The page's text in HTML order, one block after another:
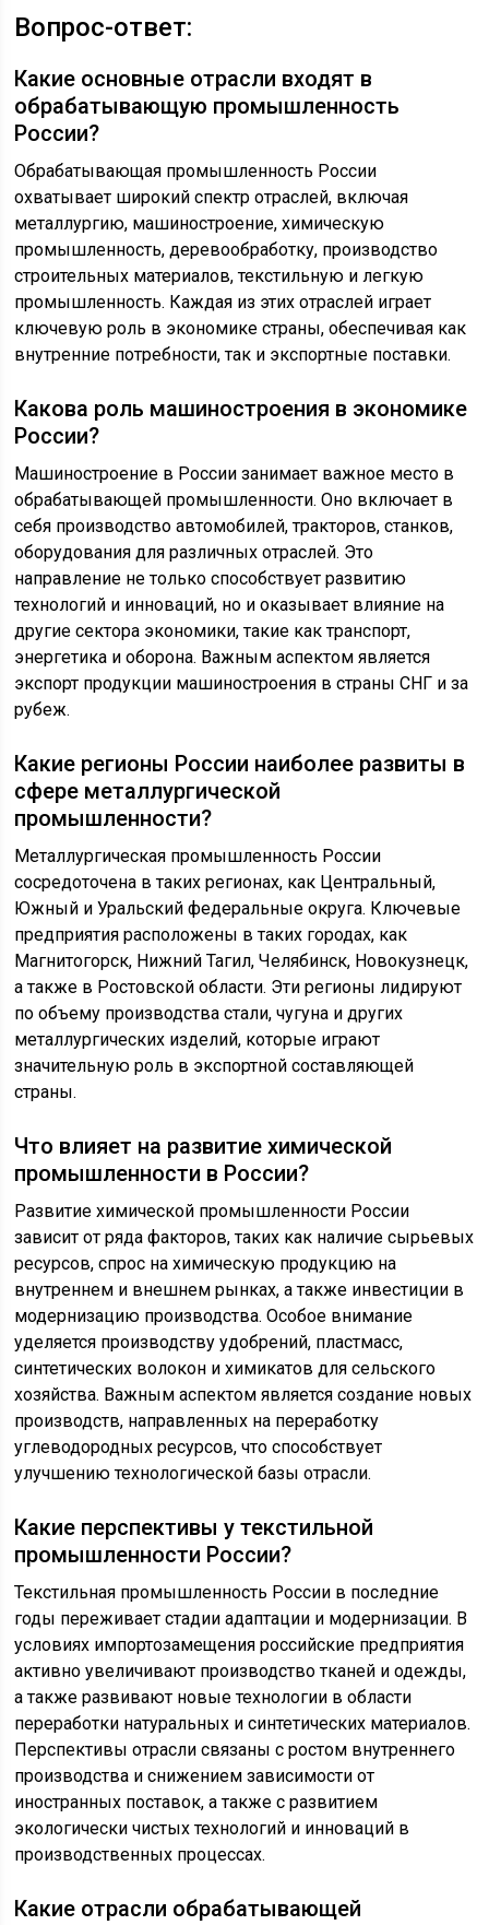
Вопрос-ответ:
Какие основные отрасли входят в
обрабатывающую промышленность
России?
Обрабатывающая промышленность России
охватывает широкий спектр отраслей, включая
металлургию, машиностроение, химическую
промышленность, деревообработку, производство
строительных материалов, текстильную и легкую
промышленность. Каждая из этих отраслей играет
ключевую роль в экономике страны, обеспечивая как
внутренние потребности, так и экспортные поставки.
Какова роль машиностроения в экономике
России?
Машиностроение в России занимает важное место в
обрабатывающей промышленности. Оно включает в
себя производство автомобилей, тракторов, станков,
оборудования для различных отраслей. Это
направление не только способствует развитию
технологий и инноваций, но и оказывает влияние на
другие сектора экономики, такие как транспорт,
энергетика и оборона. Важным аспектом является
экспорт продукции машиностроения в страны СНГ и за
рубеж.
Какие регионы России наиболее развиты в
сфере металлургической
промышленности?
Металлургическая промышленность России
сосредоточена в таких регионах, как Центральный,
Южный и Уральский федеральные округа. Ключевые
предприятия расположены в таких городах, как
Магнитогорск, Нижний Тагил, Челябинск, Новокузнецк,
а также в Ростовской области. Эти регионы лидируют
по объему производства стали, чугуна и других
металлургических изделий, которые играют
значительную роль в экспортной составляющей
страны.
Что влияет на развитие химической
промышленности в России?
Развитие химической промышленности России
зависит от ряда факторов, таких как наличие сырьевых
ресурсов, спрос на химическую продукцию на
внутреннем и внешнем рынках, а также инвестиции в
модернизацию производства. Особое внимание
уделяется производству удобрений, пластмасс,
синтетических волокон и химикатов для сельского
хозяйства. Важным аспектом является создание новых
производств, направленных на переработку
углеводородных ресурсов, что способствует
улучшению технологической базы отрасли.
Какие перспективы у текстильной
промышленности России?
Текстильная промышленность России в последние
годы переживает стадии адаптации и модернизации. В
условиях импортозамещения российские предприятия
активно увеличивают производство тканей и одежды,
а также развивают новые технологии в области
переработки натуральных и синтетических материалов.
Перспективы отрасли связаны с ростом внутреннего
производства и снижением зависимости от
иностранных поставок, а также с развитием
экологически чистых технологий и инноваций в
производственных процессах.
Какие отрасли обрабатывающей